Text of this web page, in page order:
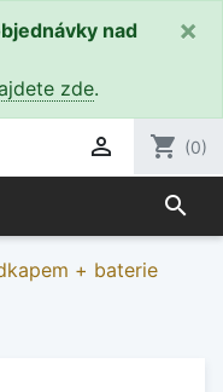
nad
zde.
×
 shopping_cart (0)
search
+ baterie